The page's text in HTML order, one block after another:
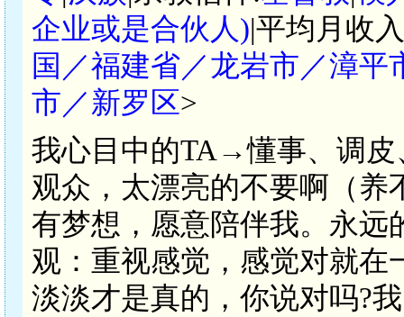
企业或是合伙人)|平均月收
国／福建省／龙岩市／漳平
市／新罗区>
我心目中的TA→懂事、调皮
观众，太漂亮的不要啊（养
有梦想，愿意陪伴我。永远
观：重视感觉，感觉对就在
淡淡才是真的，你说对吗?